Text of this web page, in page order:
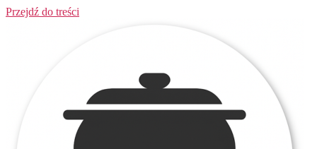
Przejdź do treści